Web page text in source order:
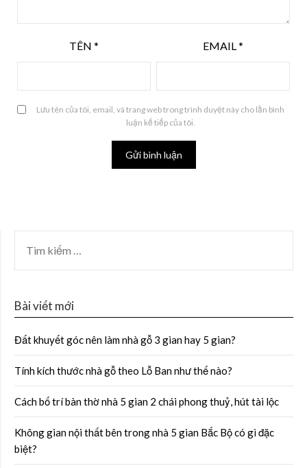
TÊN * EMAIL*
Lưu tên của tôi, email, và trang web trong trình duyệt này cho lần bình
luận kế tiếp của tôi.
Bài viết mới
Đất khuyết góc nên làm nhà gỗ 3 gian hay 5 gian?
Tính kích thước nhà gỗ theo Lỗ Ban như thế nào?
Cách bố trí bàn thờ nhà 5 gian 2 chái phong thuỷ, hút tài lộc
Không gian nội thất bên trong nhà 5 gian Bắc Bộ có gì đặc
biệt?